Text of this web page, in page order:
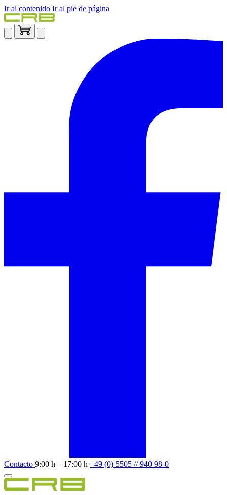
Ir al contenido Ir al pie de página
Contacto 9:00 h – 17:00 h +49 (0) 5505 // 940 98-0